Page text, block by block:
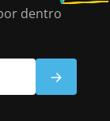
dentro